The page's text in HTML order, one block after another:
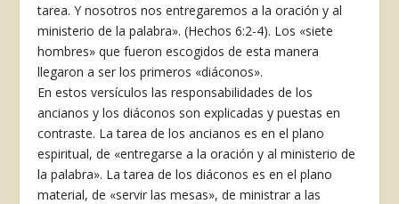
tarea. Y nosotros nos entregaremos a la oración y al
ministerio de la palabra». (Hechos 6:2-4). Los «siete
hombres» que fueron escogidos de esta manera
llegaron a ser los primeros «diáconos».
En estos versículos las responsabilidades de los
ancianos y los diáconos son explicadas y puestas en
contraste. La tarea de los ancianos es en el plano
espiritual, de «entregarse a la oración y al ministerio de
la palabra». La tarea de los diáconos es en el plano
material, de «servir las mesas», de ministrar a las